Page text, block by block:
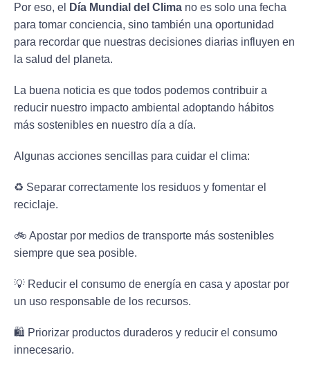
Por eso, el Día Mundial del Clima no es solo una fecha
para tomar conciencia, sino también una oportunidad
para recordar que nuestras decisiones diarias influyen en
la salud del planeta.
La buena noticia es que todos podemos contribuir a
reducir nuestro impacto ambiental adoptando hábitos
más sostenibles en nuestro día a día.
Algunas acciones sencillas para cuidar el clima:
♻️ Separar correctamente los residuos y fomentar el
reciclaje.
🚲 Apostar por medios de transporte más sostenibles
siempre que sea posible.
💡 Reducir el consumo de energía en casa y apostar por
un uso responsable de los recursos.
🛍️ Priorizar productos duraderos y reducir el consumo
innecesario.